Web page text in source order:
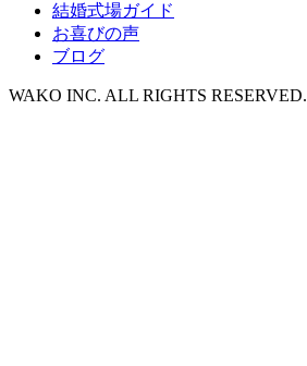
結婚式場ガイド
お喜びの声
ブログ
WAKO INC. ALL RIGHTS RESERVED.